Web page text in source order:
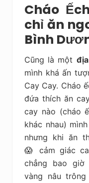
Cháo
chỉ ăn
Bình
Cũng là một
mình khá ấn
Cay Cay. Cháo
đứa thích ăn
cay nào (cháo
khác nhau)
nhưng khi ăn
😱 cảm giác
chẳng bao giờ
vàng nâu